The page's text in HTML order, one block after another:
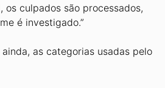
os culpados são processados,
é investigado.”
as categorias usadas pelo